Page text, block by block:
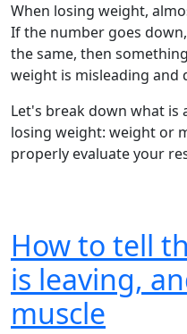
When losing weight,
If the number goes
the same, then
weight is misleading and
Let's break down what
losing weight: weight or
properly evaluate your
How to tell
is leaving,
muscle